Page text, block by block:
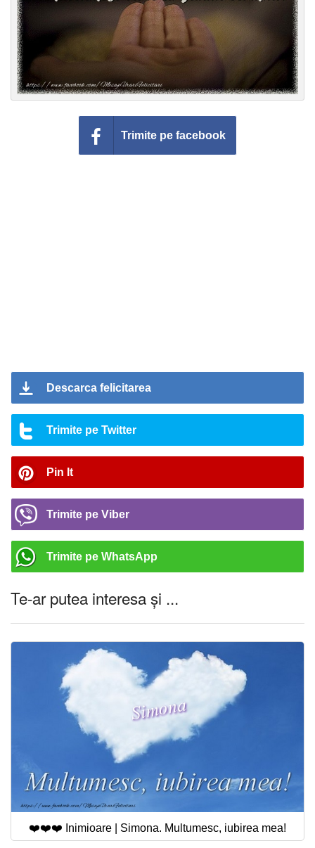
Felicitari animate
Invitatii personalizate
Conecteaza-te
Trimite pe facebook
Descarca felicitarea
Trimite pe Twitter
Pin It
Trimite pe Viber
Trimite pe WhatsApp
Te-ar putea interesa și ...
❤️❤️❤️ Inimioare | Simona. Multumesc, iubirea mea!